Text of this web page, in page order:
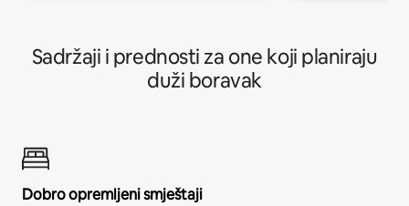
Sadržaji i prednosti za one koji planiraju
duži boravak
Dobro opremljeni smještaji